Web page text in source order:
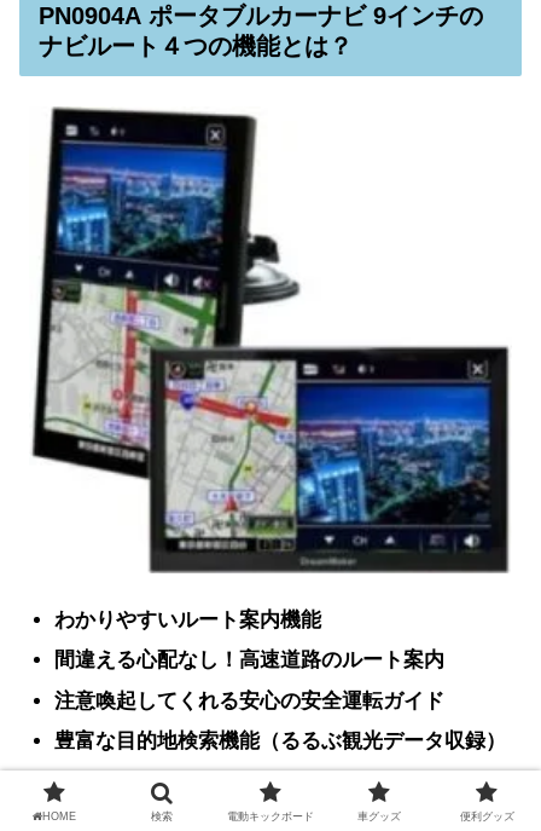
PN0904A ポータブルカーナビ 9インチの
ナビルート４つの機能とは？
わかりやすいルート案内機能
間違える心配なし！高速道路のルート案内
注意喚起してくれる安心の安全運転ガイド
豊富な目的地検索機能（るるぶ観光データ収録）
HOME 検索 電動キックボード 車グッズ 便利グッズ